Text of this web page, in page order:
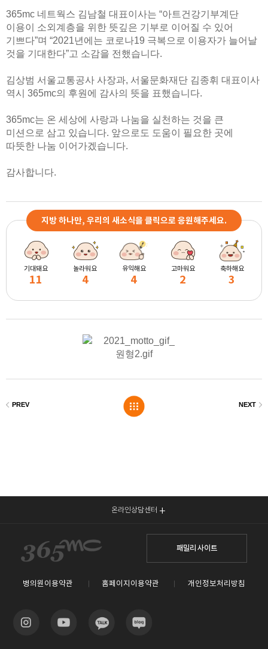
365mc 네트웍스 김남철 대표이사는 “아트건강기부계단
이용이 소외계층을 위한 뜻깊은 기부로 이어질 수 있어
기쁘다”며 “2021년에는 코로나19 극복으로 이용자가 늘어날
것을 기대한다”고 소감을 전했습니다.
김상범 서울교통공사 사장과, 서울문화재단 김종휘 대표이사
역시 365mc의 후원에 감사의 뜻을 표했습니다.
365mc는 온 세상에 사랑과 나눔을 실천하는 것을 큰
미션으로 삼고 있습니다. 앞으로도 도움이 필요한 곳에
따뜻한 나눔 이어가겠습니다.
감사합니다.
지방 하나만, 우리의 새소식을 클릭으로 응원해주세요.
기대돼요
11
놀라워요
4
유익해요
4
고마워요
2
축하해요
3
온라인상담센터
패밀리 사이트
병의원이용약관 홈페이지이용약관 개인정보처리방침